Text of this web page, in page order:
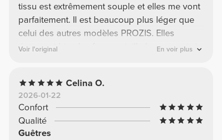
tissu est extrêmement souple et elles me vont
parfaitement. Il est beaucoup plus léger que
celui des autres modèles PROZIS. Elles
épousent bien les formes, taille basse, mais je
tendance à glisser. Je vais garder ce modèle
car j'aimais le tissu et la couleur, mais je ne
pense pas recommander un modèle taille
basse : le maintien est insuffisant.
Voir l'original En voir plus
Celina O.
2026-01-22
Confort
Qualité
Guêtres